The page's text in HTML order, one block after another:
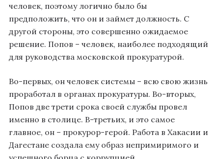
человек, поэтому логично было бы
предположить, что он и займет должность. С
другой стороны, это совершенно ожидаемое
решение. Попов – человек, наиболее подходящий
для руководства московской прокуратурой.
Во-первых, он человек системы – всю свою жизнь
проработал в органах прокуратуры. Во-вторых,
Попов две трети срока своей службы провел
именно в столице. В-третьих, и это самое
главное, он – прокурор-герой. Работа в Хакасии и
Дагестане создала ему образ непримиримого и